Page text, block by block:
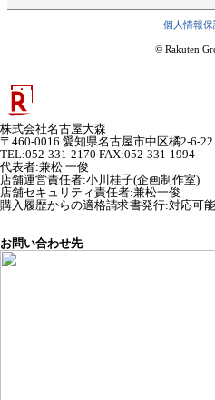
個人情報
© Rakuten
株式会社名古屋大森
〒460-0016 愛知県名古屋市中区橘2-6-22
TEL:052-331-2170 FAX:052-331-1994
代表者:兼松 一俊
店舗運営責任者:小川桂子(企画制作室)
店舗セキュリティ責任者:兼松一俊
購入履歴からの適格請求書発行:対応可能
お問い合わせ先